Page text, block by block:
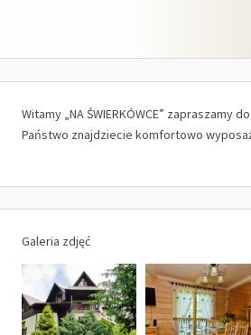
Witamy „NA ŚWIERKÓWCE” zapraszamy
Państwo znajdziecie komfortowo
Galeria zdjęć